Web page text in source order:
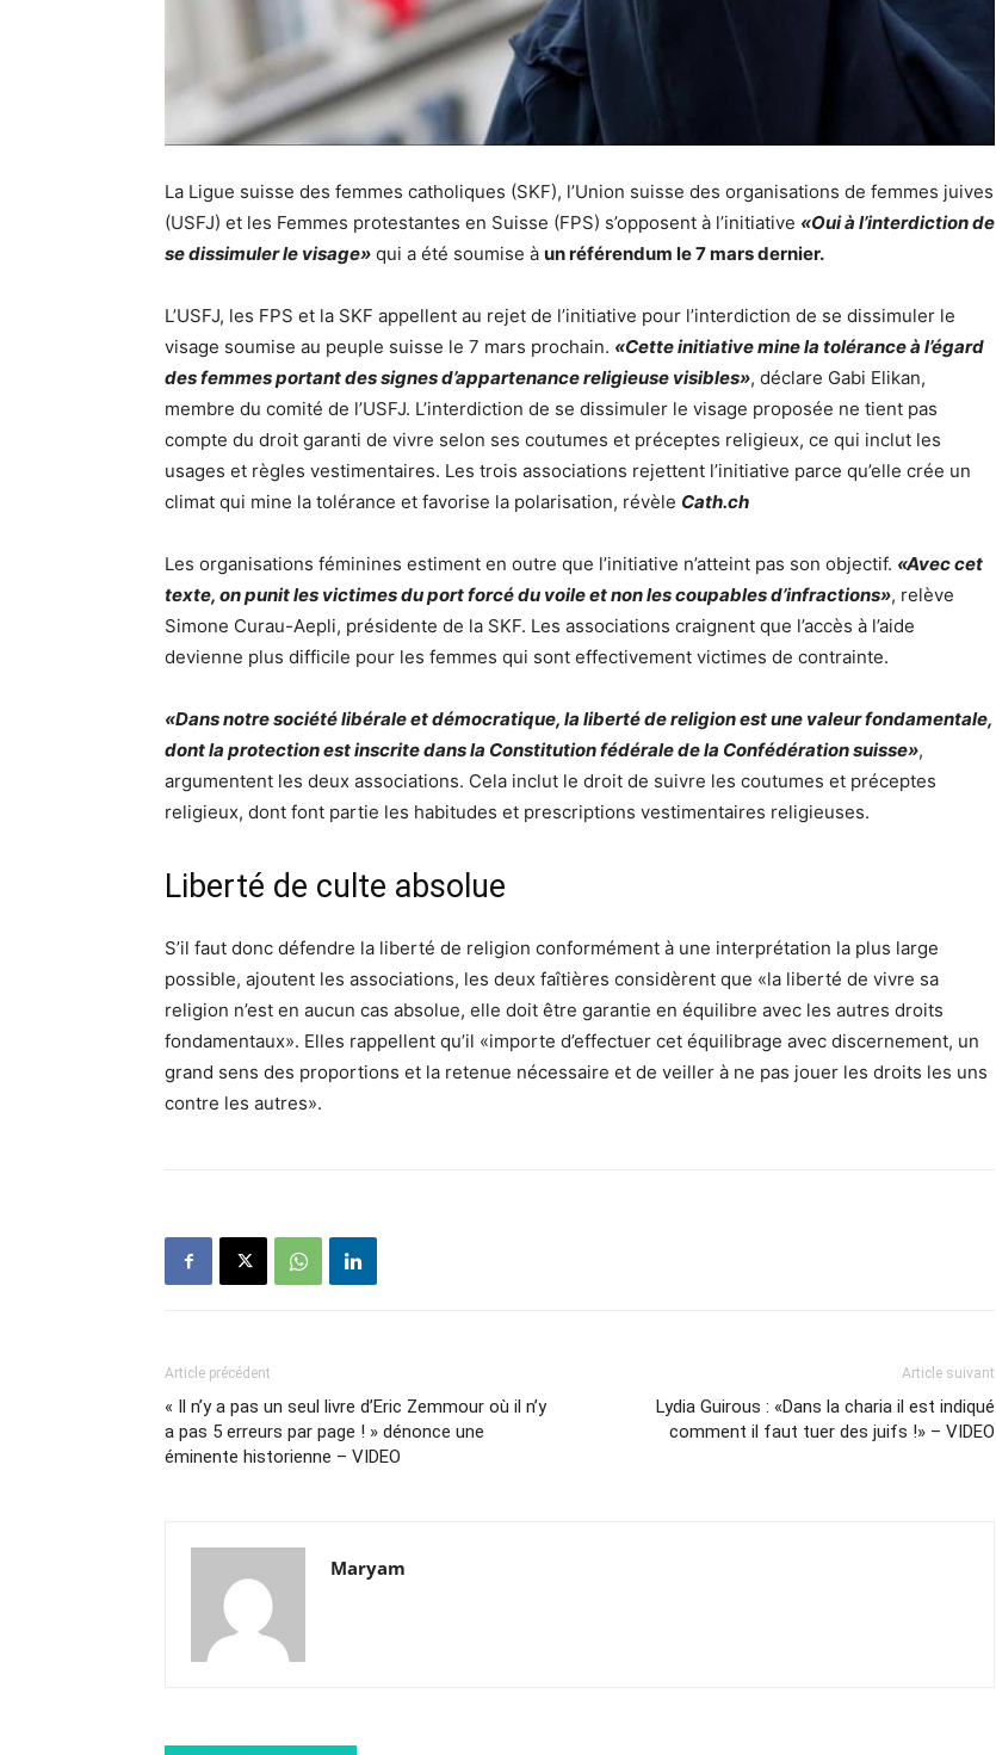
La Ligue suisse des femmes catholiques (SKF), l’Union suisse des organisations de femmes juives
(USFJ) et les Femmes protestantes en Suisse (FPS) s’opposent à l’initiative «Oui à l’interdiction de
se dissimuler le visage» qui a été soumise à un référendum le 7 mars dernier.
L’USFJ, les FPS et la SKF appellent au rejet de l’initiative pour l’interdiction de se dissimuler le
visage soumise au peuple suisse le 7 mars prochain. «Cette initiative mine la tolérance à l’égard
des femmes portant des signes d’appartenance religieuse visibles», déclare Gabi Elikan,
membre du comité de l’USFJ. L’interdiction de se dissimuler le visage proposée ne tient pas
compte du droit garanti de vivre selon ses coutumes et préceptes religieux, ce qui inclut les
usages et règles vestimentaires. Les trois associations rejettent l’initiative parce qu’elle crée un
climat qui mine la tolérance et favorise la polarisation, révèle Cath.ch
Les organisations féminines estiment en outre que l’initiative n’atteint pas son objectif. «Avec cet
texte, on punit les victimes du port forcé du voile et non les coupables d’infractions», relève
Simone Curau-Aepli, présidente de la SKF. Les associations craignent que l’accès à l’aide
devienne plus difficile pour les femmes qui sont effectivement victimes de contrainte.
«Dans notre société libérale et démocratique, la liberté de religion est une valeur fondamentale,
dont la protection est inscrite dans la Constitution fédérale de la Confédération suisse»,
argumentent les deux associations. Cela inclut le droit de suivre les coutumes et préceptes
religieux, dont font partie les habitudes et prescriptions vestimentaires religieuses.
Liberté de culte absolue
S’il faut donc défendre la liberté de religion conformément à une interprétation la plus large
possible, ajoutent les associations, les deux faîtières considèrent que «la liberté de vivre sa
religion n’est en aucun cas absolue, elle doit être garantie en équilibre avec les autres droits
fondamentaux». Elles rappellent qu’il «importe d’effectuer cet équilibrage avec discernement, un
grand sens des proportions et la retenue nécessaire et de veiller à ne pas jouer les droits les uns
contre les autres».
Article précédent
« Il n’y a pas un seul livre d’Eric Zemmour où il n’y
a pas 5 erreurs par page ! » dénonce une
éminente historienne – VIDEO
Article suivant
Lydia Guirous : «Dans la charia il est indiqué
comment il faut tuer des juifs !» – VIDEO
Maryam